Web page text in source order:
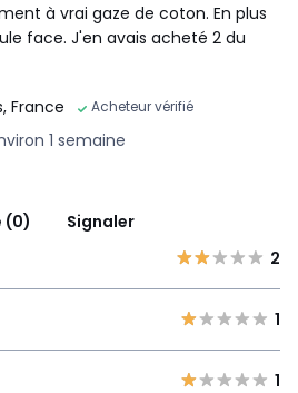
à vrai gaze de coton. En plus
face. J'en avais acheté 2 du
France Acheteur vérifié
1 semaine
(0)
Signaler
2
1
1